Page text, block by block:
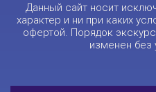
Данный сайт носит
характер и ни при каких
офертой. Порядок
изменен без